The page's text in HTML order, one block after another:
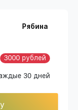
Рябина
3000 рублей
30 дней